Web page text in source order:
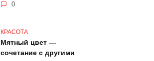
0
КРАСОТА
Мятный цвет —
сочетание с другими